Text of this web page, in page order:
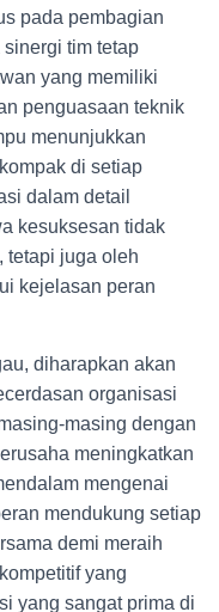
pada pembagian
tim tetap
yang memiliki
penguasaan teknik
menunjukkan
di setiap
dalam detail
kesuksesan tidak
tetapi juga oleh
kejelasan peran
diharapkan akan
organisasi
masing dengan
meningkatkan
mengenai
mendukung setiap
demi meraih
yang
yang sangat prima di